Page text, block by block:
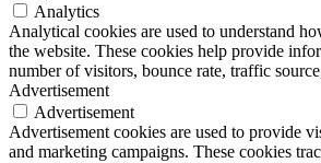
Analytics
Analytical cookies are used to understand
the website. These cookies help provide
number of visitors, bounce rate, traffic
Advertisement
Advertisement
Advertisement cookies are used to provide
and marketing campaigns. These cookies